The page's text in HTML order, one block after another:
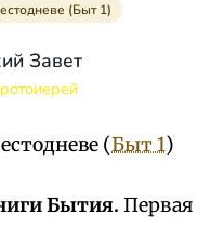
(Быт 1)
Завет
(Быт 1)
Бытия. Первая